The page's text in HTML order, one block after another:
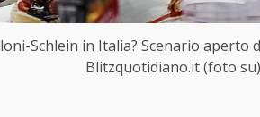
Schlein in Italia? Scenario aperto
Blitzquotidiano.it (foto su)